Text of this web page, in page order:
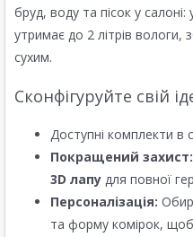
бруд, воду та пісок у салоні:
утримає до 2 літрів вологи,
сухим.
Сконфігуруйте свій
Доступні комплекти в
Покращений захист:
3D лапу для повної
Персоналізація:
та форму комірок,